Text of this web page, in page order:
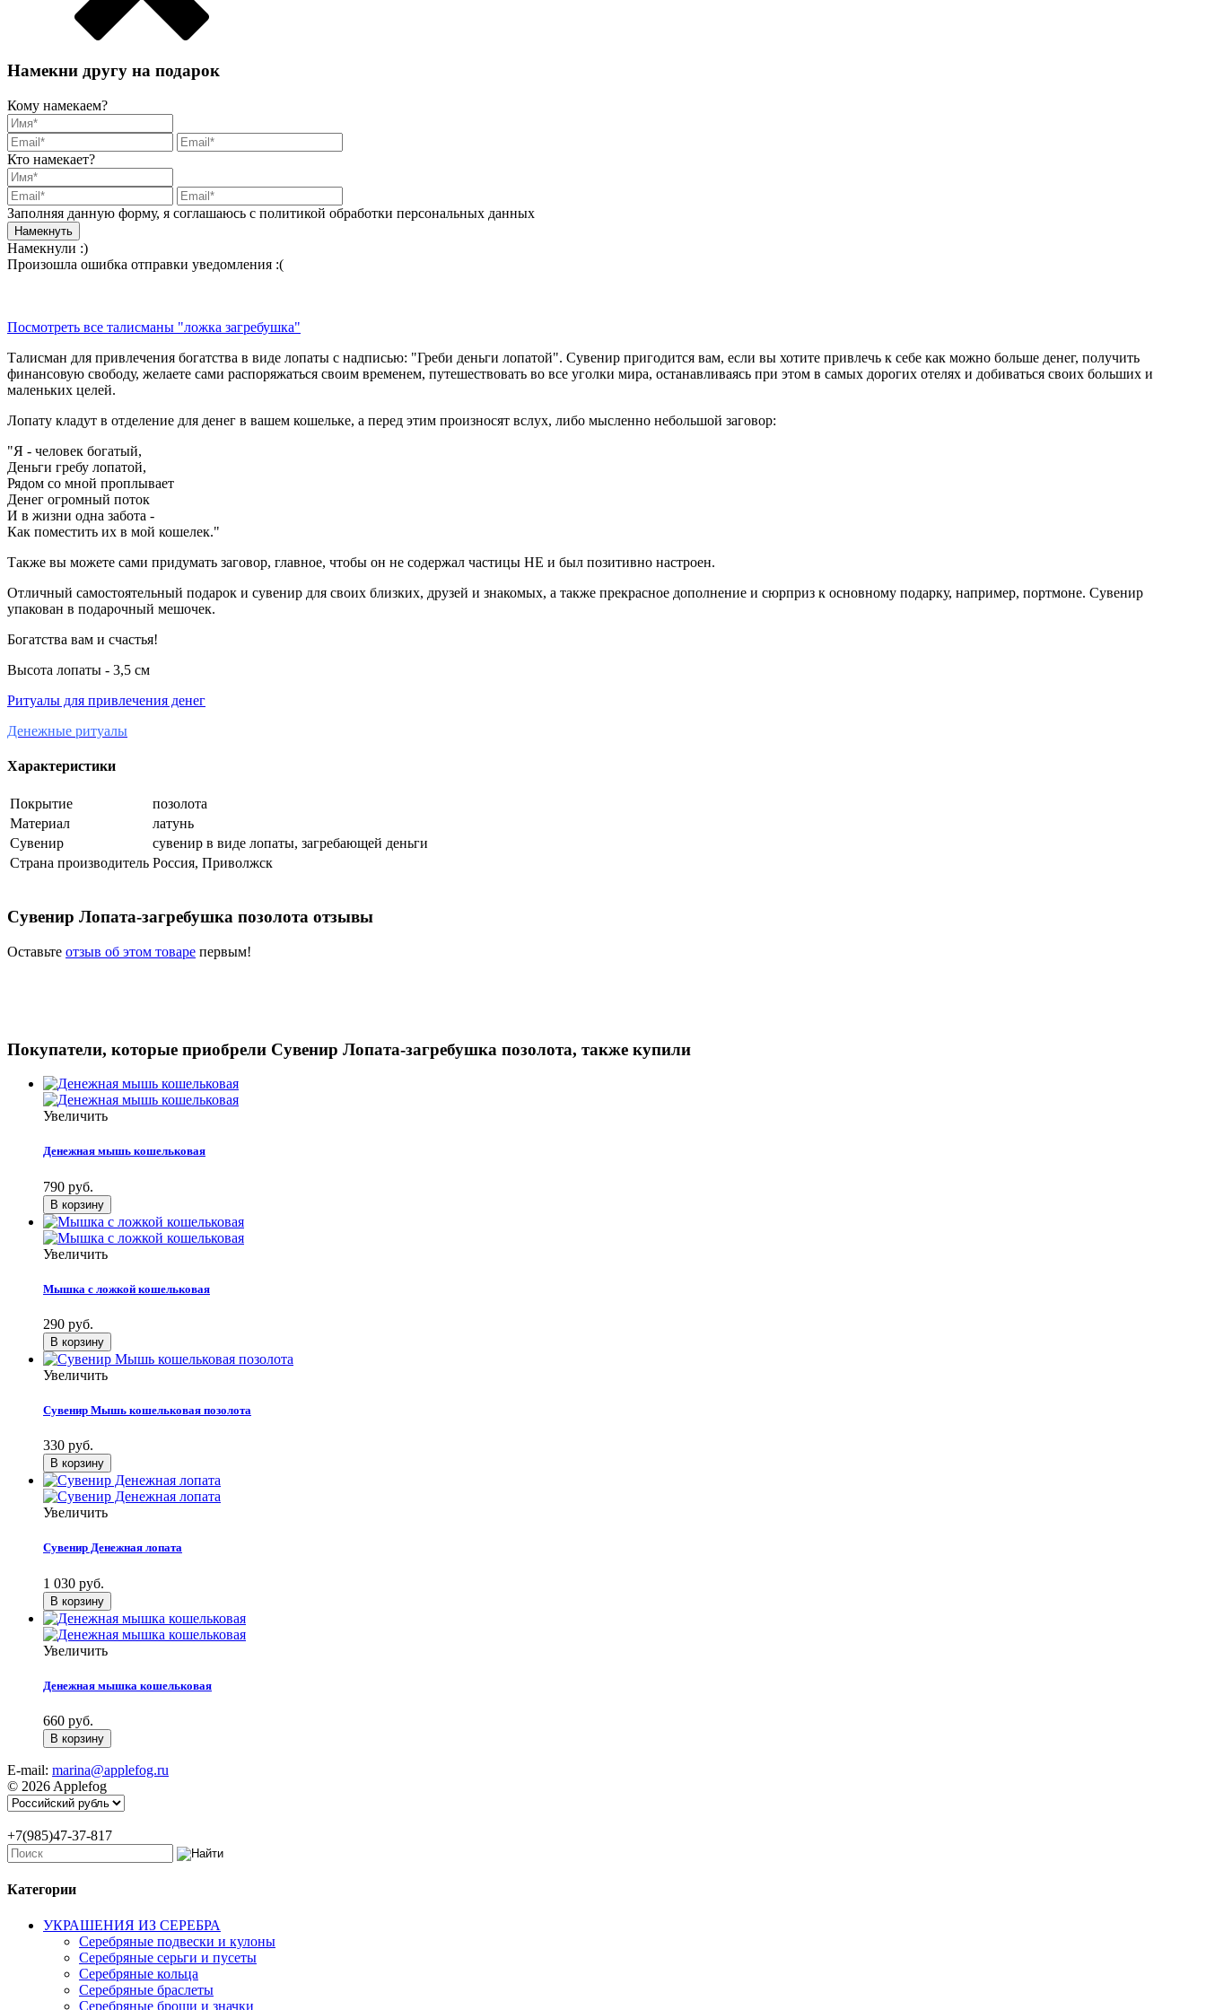
Намекни другу на подарок
Кому намекаем?
Кто намекает?
Заполняя данную форму, я соглашаюсь с политикой обработки персональных данных
Намекнули :)
Произошла ошибка отправки уведомления :(
Посмотреть все талисманы "ложка загребушка"
Талисман для привлечения богатства в виде лопаты с надписью: "Греби деньги лопатой". Сувенир пригодится вам, если вы хотите привлечь к себе как можно больше денег, получить
финансовую свободу, желаете сами распоряжаться своим временем, путешествовать во все уголки мира, останавливаясь при этом в самых дорогих отелях и добиваться своих больших и
маленьких целей.
Лопату кладут в отделение для денег в вашем кошельке, а перед этим произносят вслух, либо мысленно небольшой заговор:
"Я - человек богатый,
Деньги гребу лопатой,
Рядом со мной проплывает
Денег огромный поток
И в жизни одна забота -
Как поместить их в мой кошелек."
Также вы можете сами придумать заговор, главное, чтобы он не содержал частицы НЕ и был позитивно настроен.
Отличный самостоятельный подарок и сувенир для своих близких, друзей и знакомых, а также прекрасное дополнение и сюрприз к основному подарку, например, портмоне. Сувенир
упакован в подарочный мешочек.
Богатства вам и счастья!
Высота лопаты - 3,5 см
Ритуалы для привлечения денег
Денежные ритуалы
Характеристики
Покрытие
позолота
Материал
латунь
Сувенир
сувенир в виде лопаты, загребающей деньги
Страна производитель Россия, Приволжск
Сувенир Лопата-загребушка позолота отзывы
Оставьте отзыв об этом товаре первым!
Покупатели, которые приобрели Сувенир Лопата-загребушка позолота, также купили
Увеличить
Денежная мышь кошельковая
790 руб.
Увеличить
Мышка с ложкой кошельковая
290 руб.
Увеличить
Сувенир Мышь кошельковая позолота
330 руб.
Увеличить
Сувенир Денежная лопата
1 030 руб.
Увеличить
Денежная мышка кошельковая
660 руб.
E-mail: marina@applefog.ru
© 2026 Applefog
+7(985)47-37-817
Категории
УКРАШЕНИЯ ИЗ СЕРЕБРА
Серебряные подвески и кулоны
Серебряные серьги и пусеты
Серебряные кольца
Серебряные браслеты
Серебряные броши и значки